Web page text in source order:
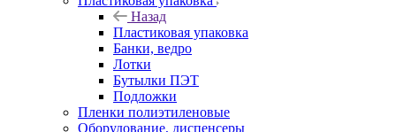
Назад
Пластиковая упаковка
Банки, ведро
Лотки
Бутылки ПЭТ
Подложки
Пленки полиэтиленовые
Оборудование, диспенсеры